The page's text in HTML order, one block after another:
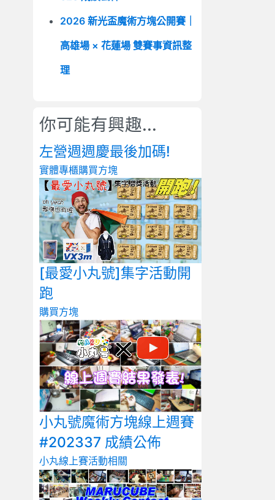
2026 新光盃魔術方塊公開賽｜
高雄場 × 花蓮場 雙賽事資訊整
理
你可能有興趣...
左營週週慶最後加碼!
實體專櫃購買方塊
[最愛小丸號]集字活動開
跑
購買方塊
小丸號魔術方塊線上週賽
#202337 成績公佈
小丸線上賽活動相關